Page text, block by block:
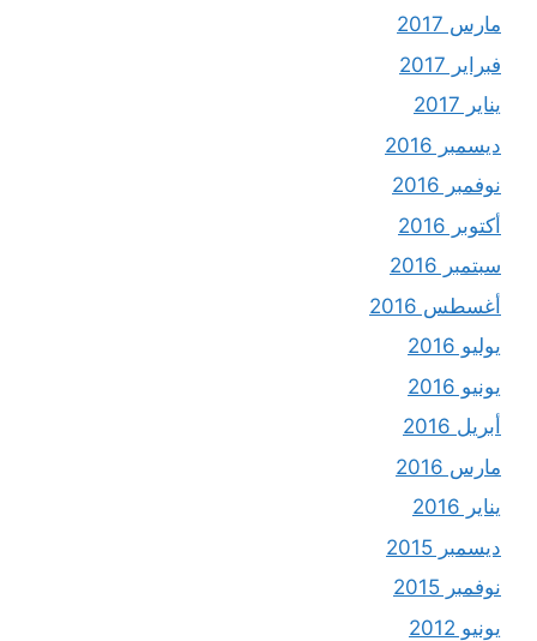
مارس 2017
فبراير 2017
يناير 2017
ديسمبر 2016
نوفمبر 2016
أكتوبر 2016
سبتمبر 2016
أغسطس 2016
يوليو 2016
يونيو 2016
أبريل 2016
مارس 2016
يناير 2016
ديسمبر 2015
نوفمبر 2015
يونيو 2012